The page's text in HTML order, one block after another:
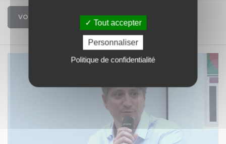
VOIR
Tout accepter
Personnaliser
Politique de confidentialité